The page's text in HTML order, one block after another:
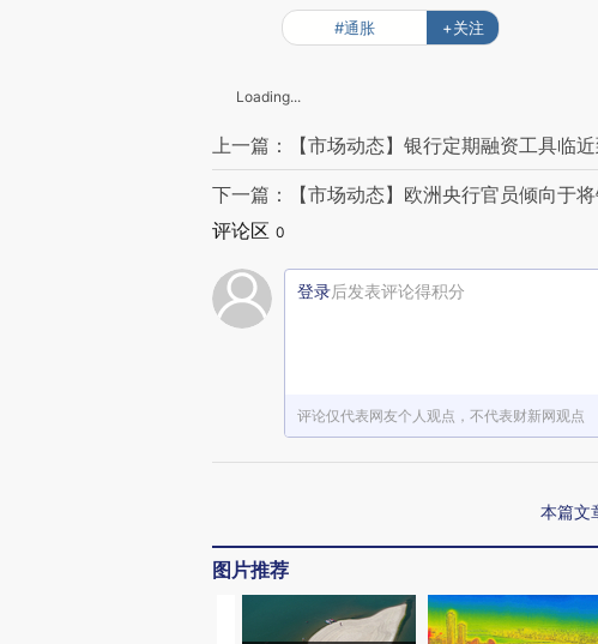
#通胀 +关注
Loading...
上一篇：【市场动态】银行定期融资工具临
下一篇：【市场动态】欧洲央行官员倾向于
评论区 0
登录后发表评论得积分
评论仅代表网友个人观点，不代表财新网观点
本篇文
图片推荐